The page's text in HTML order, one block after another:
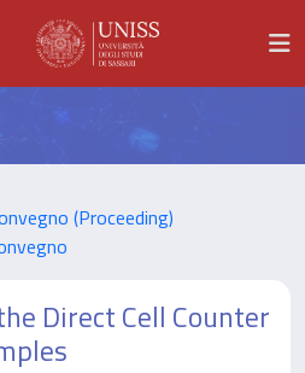
(Proceeding)
Direct Cell Counter